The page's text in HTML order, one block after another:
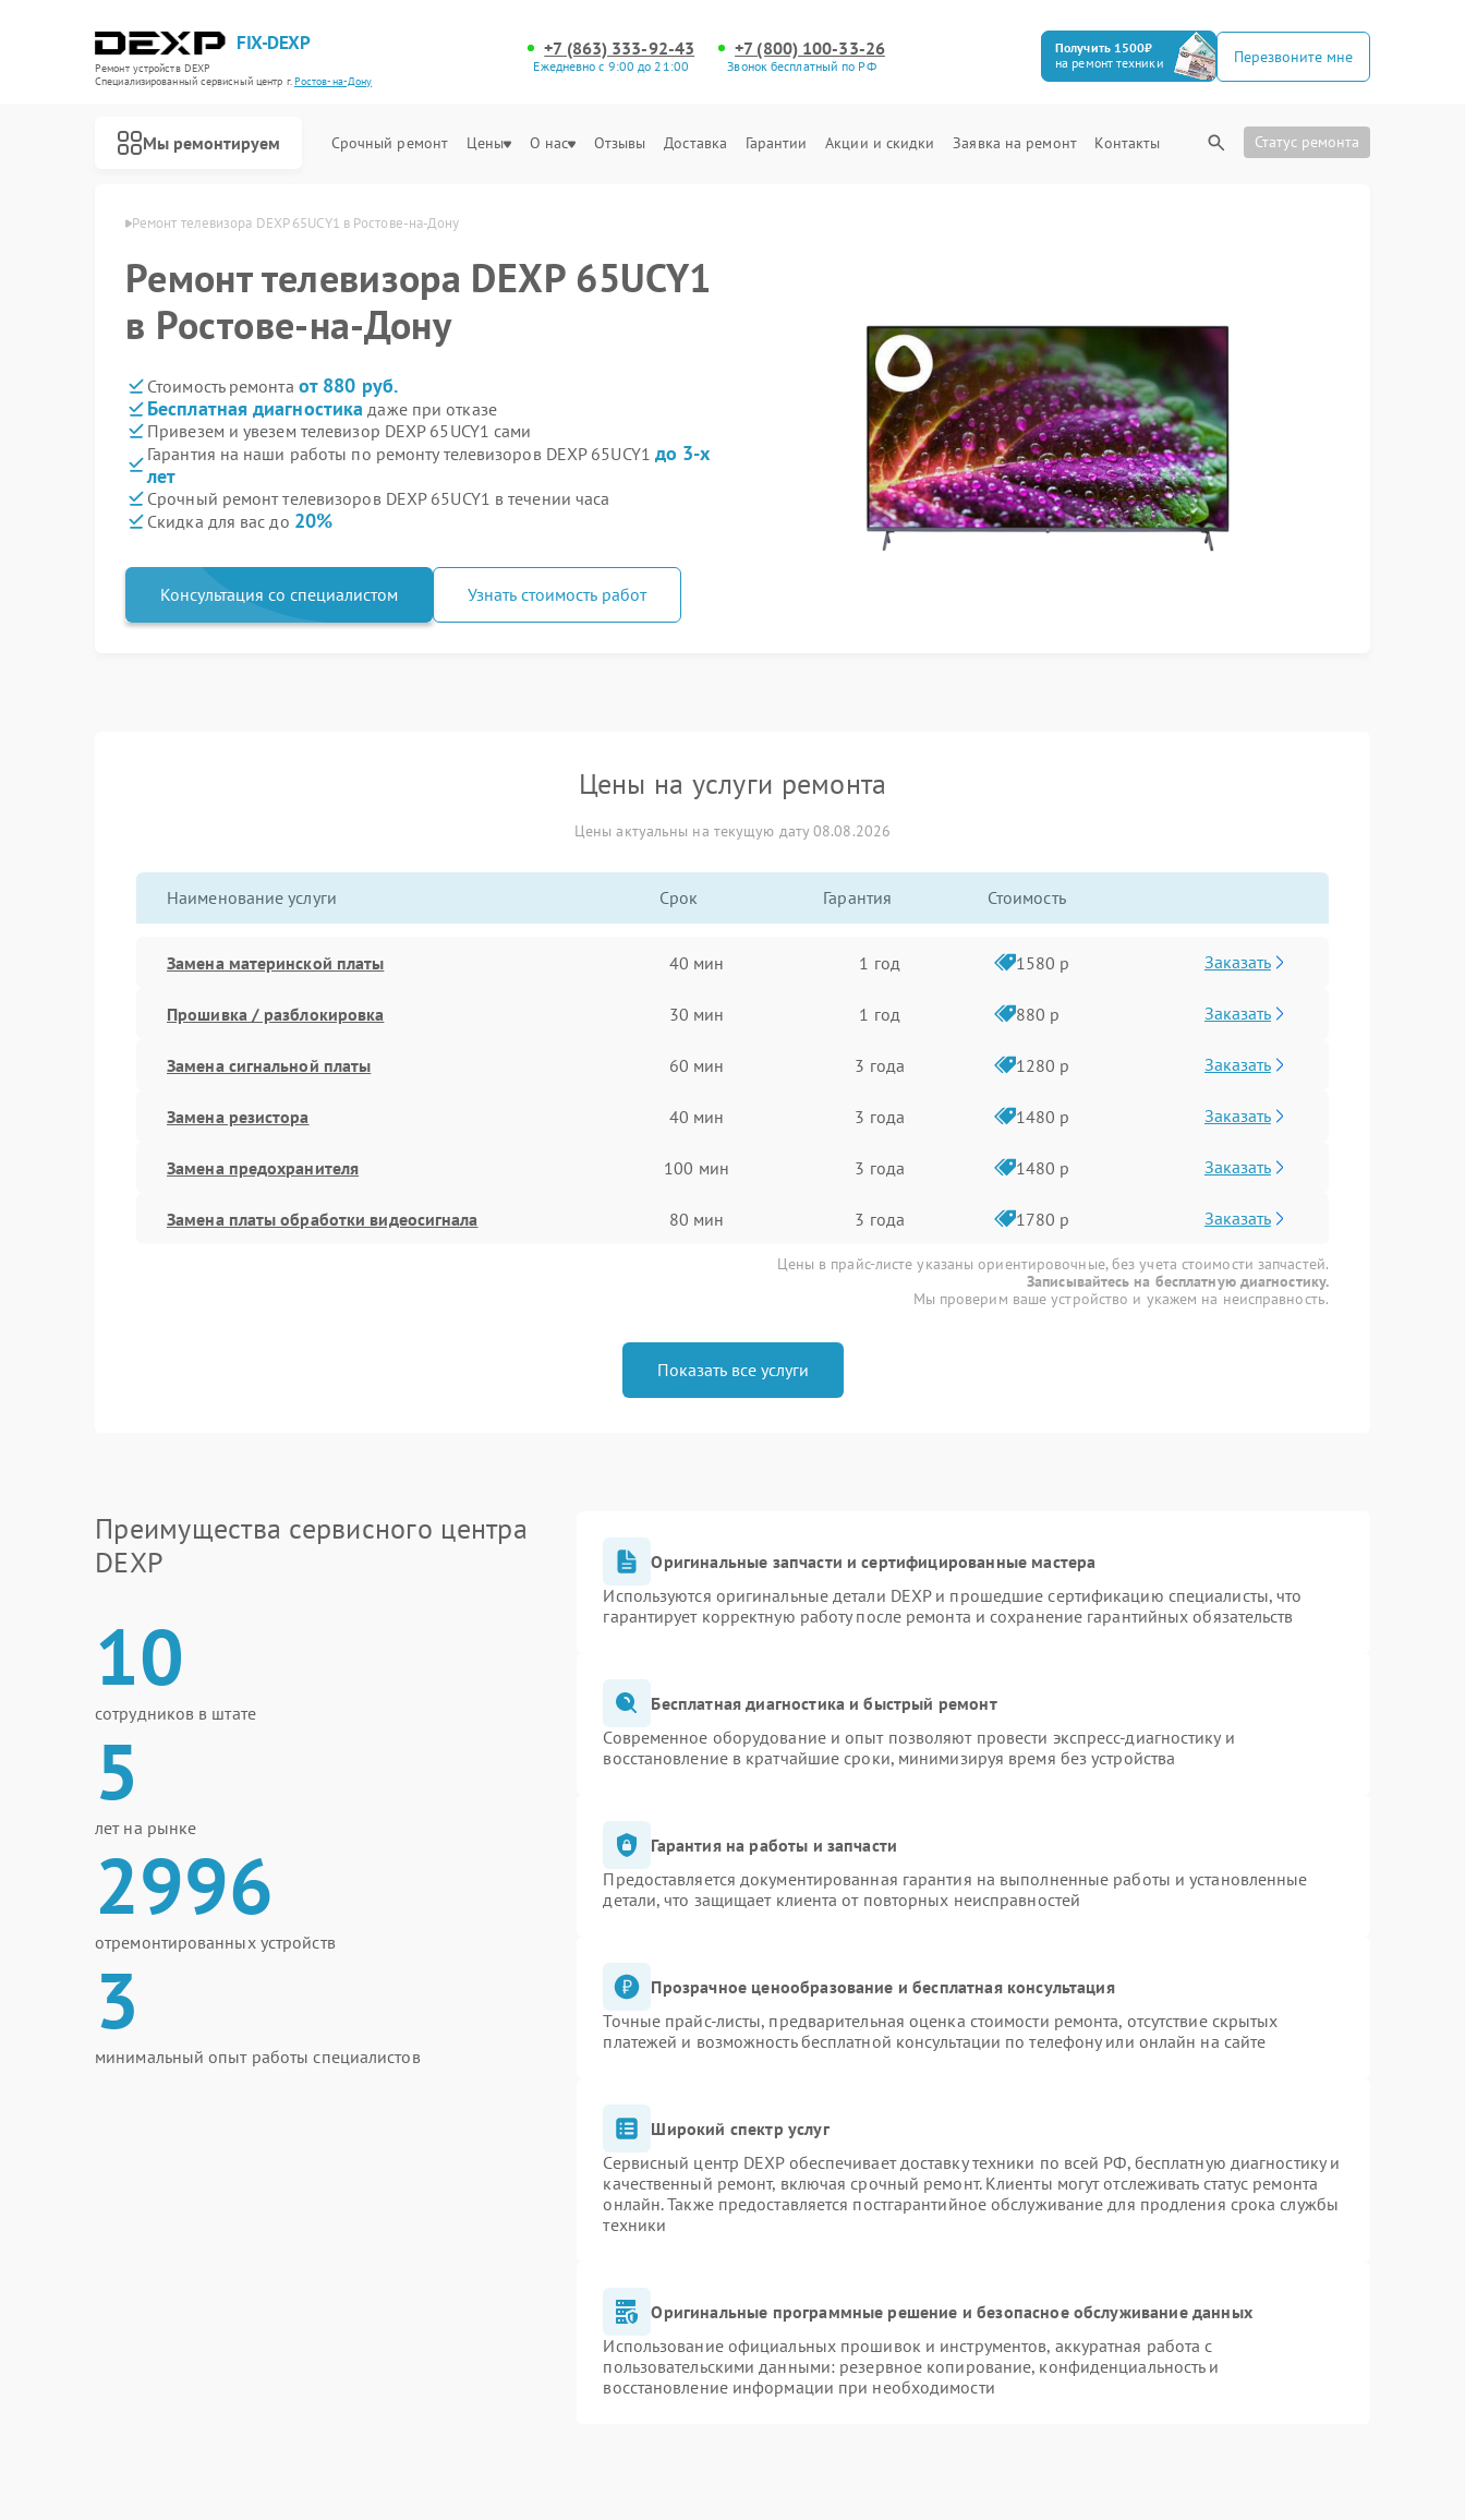
FIX-DEXP
Ремонт устройств DEXP
Специализированный cервисный центр г.Ростов-на-Дону
+7 (863) 333-92-43
Ежедневно с 9:00 до 21:00
+7 (800) 100-33-26
Звонок бесплатный по РФ
Получить 1500₽
на ремонт техники
Перезвоните мне
Мы ремонтируем Срочный ремонт Цены О нас Отзывы Доставка Гарантии Акции и скидки Заявка на ремонт Контакты Статус ремонта
Ремонт телевизора DEXP 65UCY1 в Ростове-на-Дону
Ремонт телевизора DEXP 65UCY1
в Ростове-на-Дону
Стоимость ремонта от 880 руб.
Бесплатная диагностика даже при отказе
Привезем и увезем телевизор DEXP 65UCY1 сами
Гарантия на наши работы по ремонту телевизоров DEXP 65UCY1 до 3-х
лет
Срочный ремонт телевизоров DEXP 65UCY1 в течении часа
Скидка для вас до 20%
Консультация со специалистом Узнать стоимость работ
Цены на услуги ремонта
Цены актуальны на текущую дату 08.08.2026
Наименование услуги Срок Гарантия Стоимость
Замена материнской платы 40 мин 1 год 1580 р Заказать
Прошивка / разблокировка 30 мин 1 год 880 р Заказать
Замена сигнальной платы 60 мин 3 года 1280 р Заказать
Замена резистора 40 мин 3 года 1480 р Заказать
Замена предохранителя 100 мин 3 года 1480 р Заказать
Замена платы обработки видеосигнала 80 мин 3 года 1780 р Заказать
Цены в прайс-листе указаны ориентировочные, без учета стоимости запчастей.
Записывайтесь на бесплатную диагностику.
Мы проверим ваше устройство и укажем на неисправность.
Показать все услуги
Преимущества сервисного центра
DEXP
10
сотрудников в штате
5
лет на рынке
2996
отремонтированных устройств
3
минимальный опыт работы специалистов
Оригинальные запчасти и сертифицированные мастера
Используются оригинальные детали DEXP и прошедшие сертификацию специалисты, что
гарантирует корректную работу после ремонта и сохранение гарантийных обязательств
Бесплатная диагностика и быстрый ремонт
Современное оборудование и опыт позволяют провести экспресс-диагностику и
восстановление в кратчайшие сроки, минимизируя время без устройства
Гарантия на работы и запчасти
Предоставляется документированная гарантия на выполненные работы и установленные
детали, что защищает клиента от повторных неисправностей
Прозрачное ценообразование и бесплатная консультация
Точные прайс-листы, предварительная оценка стоимости ремонта, отсутствие скрытых
платежей и возможность бесплатной консультации по телефону или онлайн на сайте
Широкий спектр услуг
Сервисный центр DEXP обеспечивает доставку техники по всей РФ, бесплатную диагностику и
качественный ремонт, включая срочный ремонт. Клиенты могут отслеживать статус ремонта
онлайн. Также предоставляется постгарантийное обслуживание для продления срока службы
техники
Оригинальные программные решение и безопасное обслуживание данных
Использование официальных прошивок и инструментов, аккуратная работа с
пользовательскими данными: резервное копирование, конфиденциальность и
восстановление информации при необходимости